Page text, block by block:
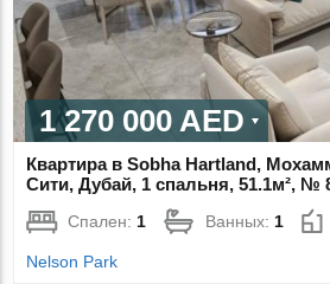
1 270 000 AED
Квартира в Sobha Hartland,
Сити, Дубай, 1 спальня, 51.1м², №
Спален: 1 Ванных: 1
Nelson Park